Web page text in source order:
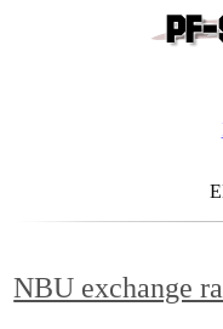
NBU exchange